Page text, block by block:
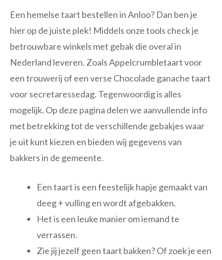
Een hemelse taart bestellen in Anloo? Dan ben je
hier op de juiste plek! Middels onze tools check je
betrouwbare winkels met gebak die overal in
Nederland leveren. Zoals Appelcrumbletaart voor
een trouwerij of een verse Chocolade ganache taart
voor secretaressedag. Tegenwoordig is alles
mogelijk. Op deze pagina delen we aanvullende info
met betrekking tot de verschillende gebakjes waar
je uit kunt kiezen en bieden wij gegevens van
bakkers in de gemeente.
Een taart is een feestelijk hapje gemaakt van
deeg + vulling en wordt afgebakken.
Het is een leuke manier om iemand te
verrassen.
Zie jij jezelf geen taart bakken? Of zoek je een